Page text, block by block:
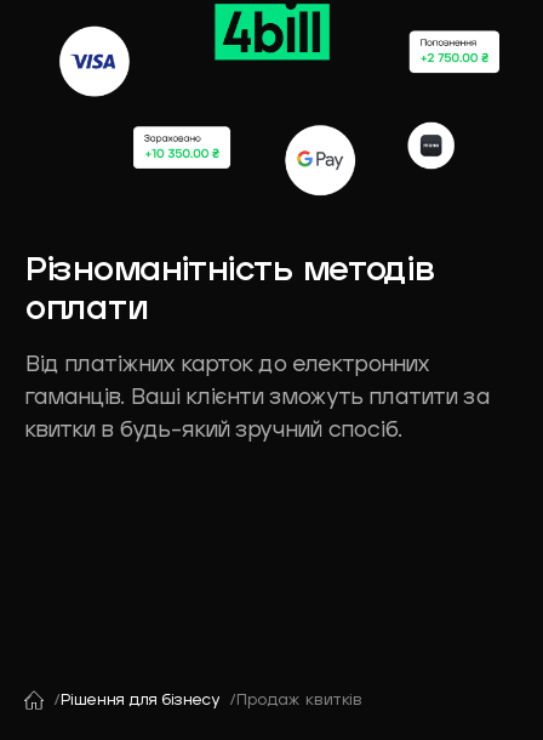
Різноманітність методів
оплати
Від платіжних карток до електронних
гаманців. Ваші клієнти зможуть платити за
квитки в будь-який зручний спосіб.
Рішення для бізнесу Продаж квитків